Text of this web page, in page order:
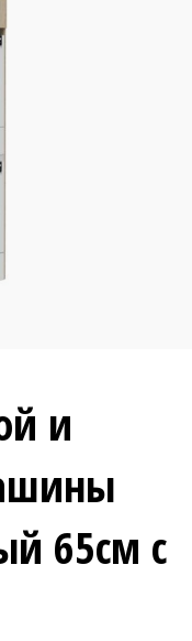
и
65см с